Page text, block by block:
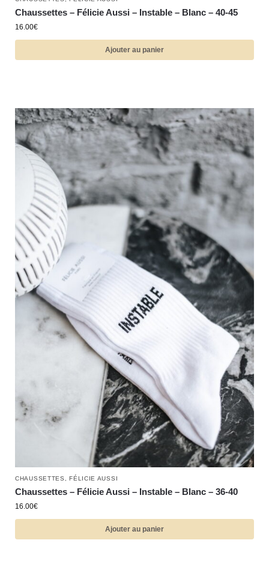
Chaussettes – Félicie Aussi – Instable – Blanc – 40-45
16.00€
Ajouter au panier
CHAUSSETTES ,FÉLICIE AUSSI
Chaussettes – Félicie Aussi – Instable – Blanc – 36-40
16.00€
Ajouter au panier